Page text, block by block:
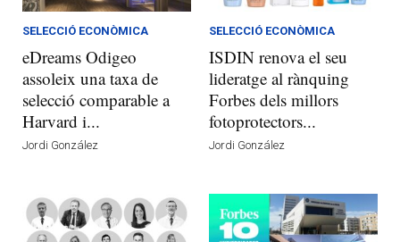
SELECCIÓ ECONÒMICA
eDreams Odigeo
assoleix una taxa de
selecció comparable a
Harvard i...
Jordi González
SELECCIÓ ECONÒMICA
ISDIN renova el seu
lideratge al rànquing
Forbes dels millors
fotoprotectors...
Jordi González